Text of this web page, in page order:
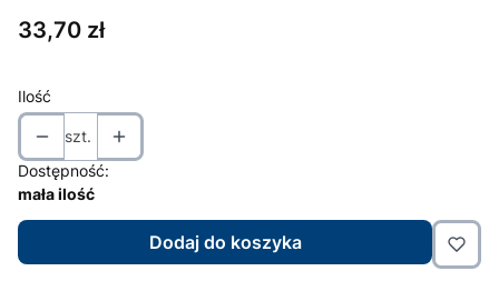
Cena
33,70 zł
Ilość
szt.
Dostępność:
mała ilość
Dodaj do koszyka